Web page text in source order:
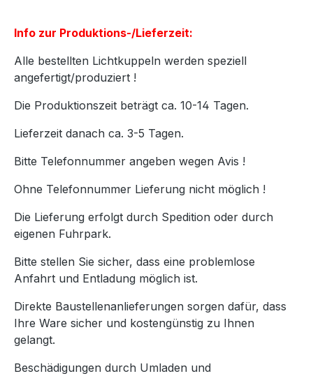
Info zur Produktions-/Lieferzeit:
Alle bestellten Lichtkuppeln werden speziell
angefertigt/produziert !
Die Produktionszeit beträgt ca. 10-14 Tagen.
Lieferzeit danach ca. 3-5 Tagen.
Bitte Telefonnummer angeben wegen Avis !
Ohne Telefonnummer Lieferung nicht möglich !
Die Lieferung erfolgt durch Spedition oder durch
eigenen Fuhrpark.
Bitte stellen Sie sicher, dass eine problemlose
Anfahrt und Entladung möglich ist.
Direkte Baustellenanlieferungen sorgen dafür, dass
Ihre Ware sicher und kostengünstig zu Ihnen
gelangt.
Beschädigungen durch Umladen und